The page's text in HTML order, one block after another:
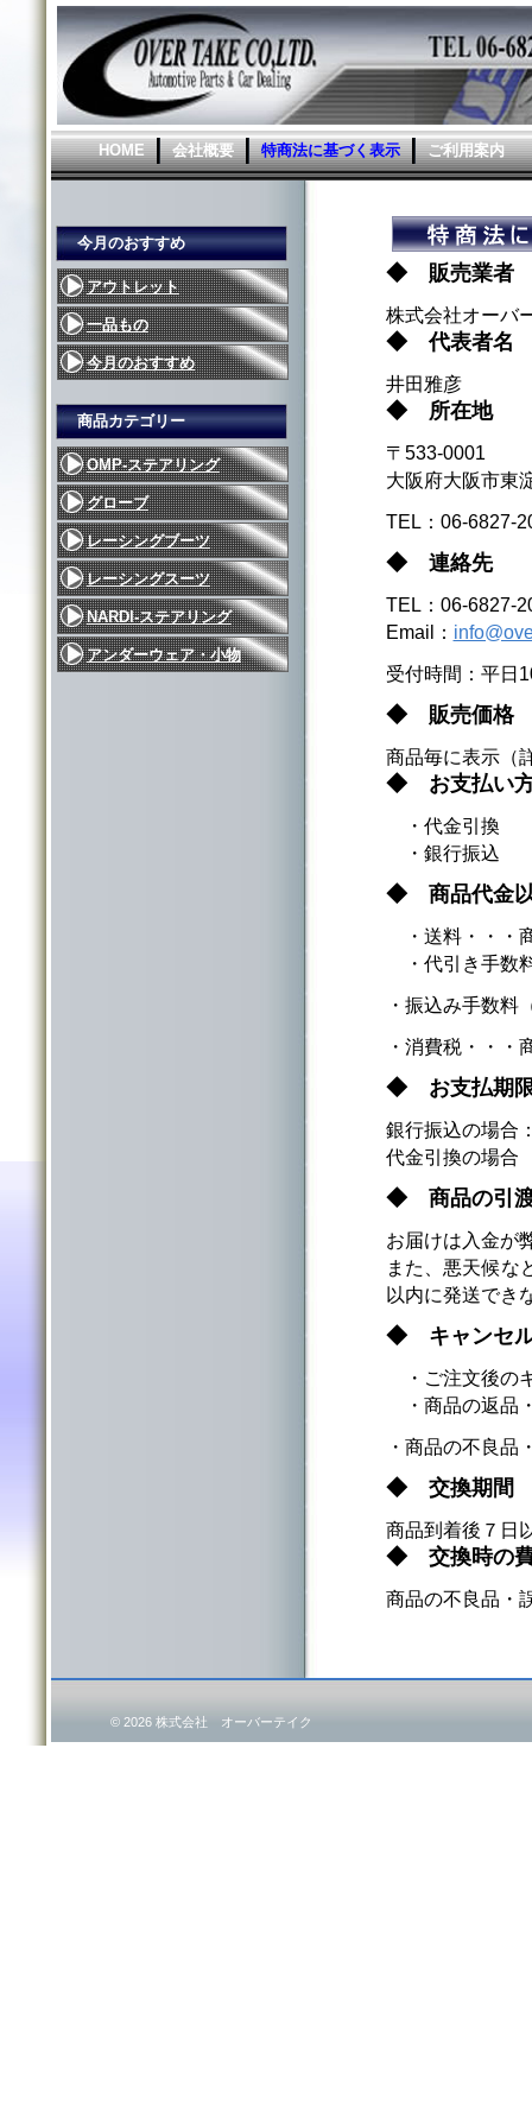
HOME 会社概要 特商法に基づく表示 ご利用案内
今月のおすすめ
アウトレット
一品もの
今月のおすすめ
商品カテゴリー
OMP-ステアリング
グローブ
レーシングブーツ
レーシングスーツ
NARDI-ステアリング
アンダーウェア・小物
◆ 販売業者
株式会社オーバ
◆ 代表者名
井田雅彦
◆ 所在地
〒533-0001
大阪府大阪市東
TEL：06-6827-
◆ 連絡先
TEL：06-6827-
Email：
受付時間：平日
◆ 販売価格
商品毎に表示（
◆ お支払い
・代金引換
・銀行振込
◆ 商品代金以
・送料・・・
・代引き手数
・振込み手数料
・消費税・・・
◆ お支払期
銀行振込の場合
代金引換の場合
◆ 商品の引
お届けは入金が
また、悪天候な
以内に発送でき
◆ キャンセル
・ご注文後の
・商品の返品
・商品の不良品
◆ 交換期間
商品到着後７日
◆ 交換時の
商品の不良品・
© 2026 株式会社 オーバーテイク